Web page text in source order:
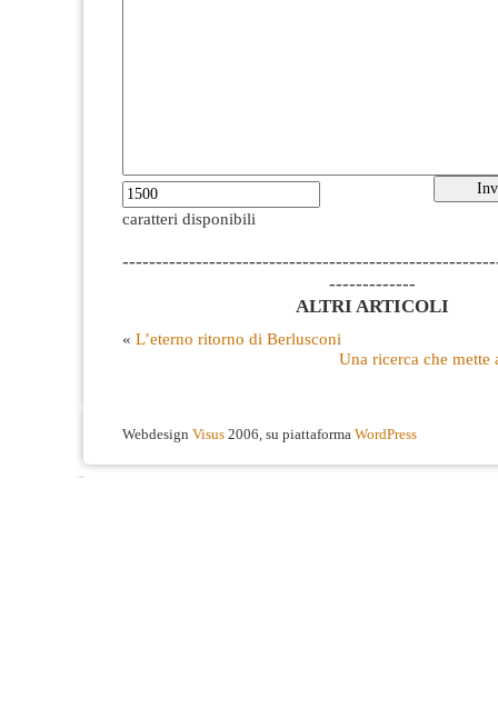
caratteri disponibili
-------------
ALTRI ARTICOLI
« L’eterno ritorno di Berlusconi
Una ricerca che mette
Webdesign Visus 2006, su piattaforma WordPress